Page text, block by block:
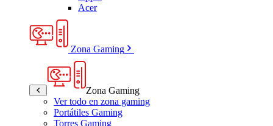
Acer
Zona Gaming
Zona Gaming
Ver todo en zona gaming
Portátiles Gaming
Torres Gaming